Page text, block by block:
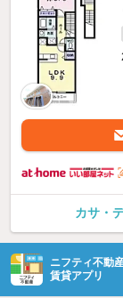
カサ・
ニフティ不動
賃貸アプリ